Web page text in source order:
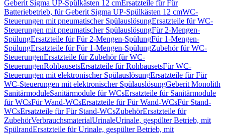
Geberit Sigma UP-Spülkästen 12 cmErsatzteile für Für
Batteriebetrieb, für Geberit Sigma UP-Spülkästen 12 cmWC-
Steuerungen mit pneumatischer SpülauslösungErsatzteile für WC-
Steuerungen mit pneumatischer SpülauslösungFür 2-Mengen-
SpülungErsatzteile für Für 2-Mengen-SpülungFür 1-Mengen-
SpülungErsatzteile für Für 1-Mengen-SpülungZubehör für WC-
SteuerungenErsatzteile für Zubehör für WC-
SteuerungenRohbausetsErsatzteile für RohbausetsFür WC-
Steuerungen mit elektronischer SpülauslösungErsatzteile für Für
WC-Steuerungen mit elektronischer SpülauslösungGeberit Monolith
SanitärmoduleSanitärmodule für WCsErsatzteile für Sanitärmodule
für WCsFür Wand-WCsErsatzteile für Für Wand-WCsFür Stand-
WCsErsatzteile für Für Stand-WCsZubehörErsatzteile für
ZubehörVerbrauchsmaterialUrinaleUrinale, gespülter Betrieb, mit
SpülrandErsatzteile für Urinale, gespülter Betrieb, mit